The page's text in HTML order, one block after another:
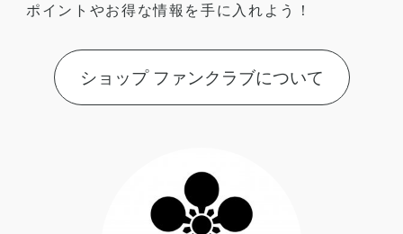
ポイントやお得な情報を手に入れよう！
ショップ ファンクラブについて